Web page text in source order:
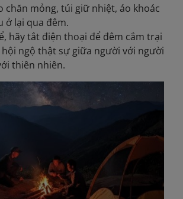
chăn mỏng, túi giữ nhiệt, áo khoác
ở lại qua đêm.
hãy tắt điện thoại để đêm cắm trại
hội ngộ thật sự giữa người với người
thiên nhiên.